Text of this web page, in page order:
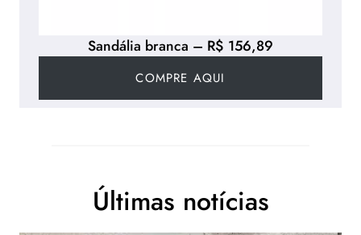
Sandália branca – R$ 156,89
COMPRE AQUI
Últimas notícias